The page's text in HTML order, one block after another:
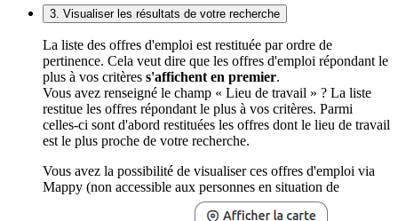
3. Visualiser les résultats de votre recherche
La liste des offres d'emploi est restituée par ordre de
pertinence. Cela veut dire que les offres d'emploi répondant le
plus à vos critères s'affichent en premier.
Vous avez renseigné le champ « Lieu de travail » ? La liste
restitue les offres répondant le plus à vos critères. Parmi
celles-ci sont d'abord restituées les offres dont le lieu de travail
est le plus proche de votre recherche.
Vous avez la possibilité de visualiser ces offres d'emploi via
Mappy (non accessible aux personnes en situation de